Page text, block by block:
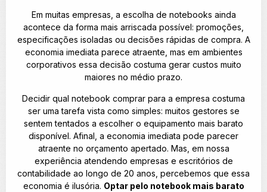
Em muitas empresas, a escolha de notebooks ainda
acontece da forma mais arriscada possível: promoções,
especificações isoladas ou decisões rápidas de compra. A
economia imediata parece atraente, mas em ambientes
corporativos essa decisão costuma gerar custos muito
maiores no médio prazo.
Decidir qual notebook comprar para a empresa costuma
ser uma tarefa vista como simples: muitos gestores se
sentem tentados a escolher o equipamento mais barato
disponível. Afinal, a economia imediata pode parecer
atraente no orçamento apertado. Mas, em nossa
experiência atendendo empresas e escritórios de
contabilidade ao longo de 20 anos, percebemos que essa
economia é ilusória. Optar pelo notebook mais barato